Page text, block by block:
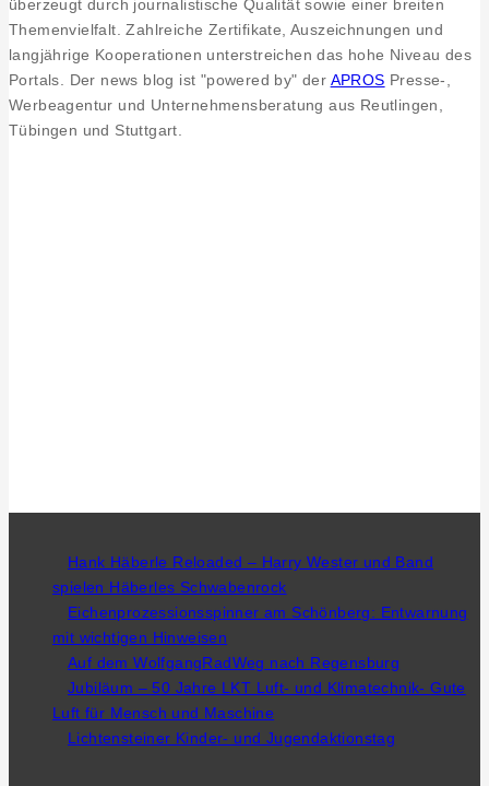
überzeugt durch journalistische Qualität sowie einer breiten
Themenvielfalt. Zahlreiche Zertifikate, Auszeichnungen und
langjährige Kooperationen unterstreichen das hohe Niveau des
Portals. Der news blog ist "powered by" der APROS Presse-,
Werbeagentur und Unternehmensberatung aus Reutlingen,
Tübingen und Stuttgart.
Hank Häberle Reloaded – Harry Wester und Band
spielen Häberles Schwabenrock
Eichenprozessionsspinner am Schönberg: Entwarnung
mit wichtigen Hinweisen
Auf dem WolfgangRadWeg nach Regensburg
Jubiläum – 50 Jahre LKT Luft- und Klimatechnik- Gute
Luft für Mensch und Maschine
Lichtensteiner Kinder- und Jugendaktionstag